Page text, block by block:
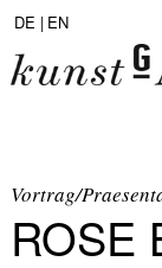
DE | EN
Vortrag/
ROSE